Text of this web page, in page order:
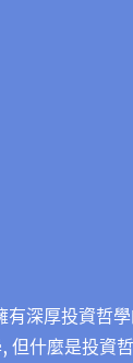
深厚投資哲
但什麼是投資